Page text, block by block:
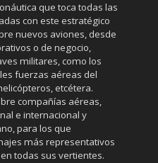
que toca todas las
con este estratégico
nuevos aviones, desde
o de negocio,
militares, como los
fuerzas aéreas del
etcétera.
compañías aéreas,
e internacional y
para los que
más representativos
todas sus vertientes.